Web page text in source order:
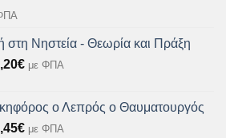
στη Νηστεία - Θεωρία και Πράξη
€Η
είναι:
23,20€.
με ΦΠΑ
ο Λεπρός ο Θαυματουργός
€Ημε ΦΠΑ